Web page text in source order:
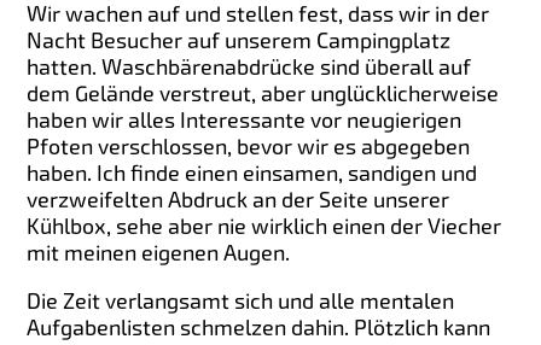
Wir wachen auf und stellen fest, dass wir in der
Nacht Besucher auf unserem Campingplatz
hatten. Waschbärenabdrücke sind überall auf
dem Gelände verstreut, aber unglücklicherweise
haben wir alles Interessante vor neugierigen
Pfoten verschlossen, bevor wir es abgegeben
haben. Ich finde einen einsamen, sandigen und
verzweifelten Abdruck an der Seite unserer
Kühlbox, sehe aber nie wirklich einen der Viecher
mit meinen eigenen Augen.
Die Zeit verlangsamt sich und alle mentalen
Aufgabenlisten schmelzen dahin. Plötzlich kann